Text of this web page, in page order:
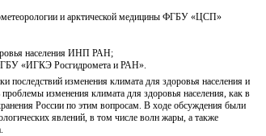
и арктической медицины ФГБУ «ЦСП»
населения ИНП РАН;
«ИГКЭ Росгидромета и РАН».
изменения климата для здоровья населения и
проблемы изменения климата для здоровья населения, как в
России по этим вопросам. В ходе обсуждения были
явлений, в том числе волн жары, а также